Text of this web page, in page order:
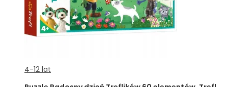
4-12 lat